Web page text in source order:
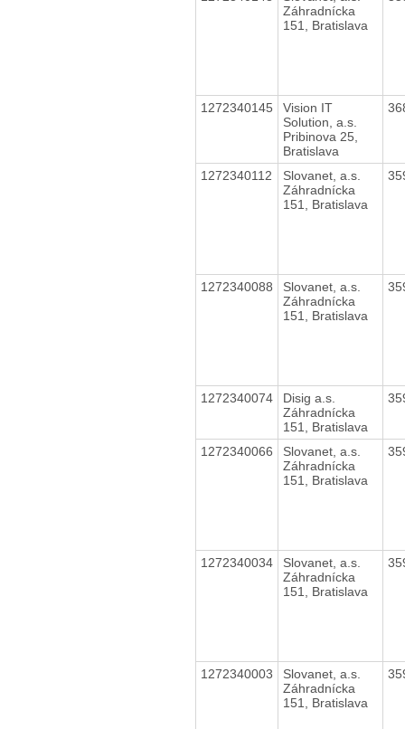
Záhradnícka
151, Bratislava
1272340145
Vision IT
Solution, a.s.
Pribinova 25,
Bratislava
1272340112
Slovanet, a.s.
Záhradnícka
151, Bratislava
1272340088
Slovanet, a.s.
Záhradnícka
151, Bratislava
1272340074
Disig a.s.
Záhradnícka
151, Bratislava
1272340066
Slovanet, a.s.
Záhradnícka
151, Bratislava
1272340034
Slovanet, a.s.
Záhradnícka
151, Bratislava
1272340003
Slovanet, a.s.
Záhradnícka
151, Bratislava